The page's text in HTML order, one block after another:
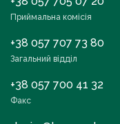
Приймальна комісія
+38 057 707 73 80
Загальний відділ
+38 057 700 41 32
Факс